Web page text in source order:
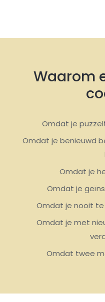
Waarom
Omdat je
Omdat je benieuwd
Omdat je
Omdat je
Omdat je nooit
Omdat je met
Omdat twee